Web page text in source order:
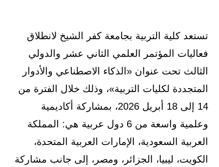
تستعد كلية التربية بجامعة كفر الشيخ لانطلاق
فعاليات المؤتمر العلمي الثاني عشر والدولي
الثالث تحت عنوان «الذكاء الاصطناعي والأدوار
المتجددة لكليات التربية»، وذلك خلال الفترة من
14 إلى 18 أبريل 2026، بمشاركة أكاديمية
وعلمية واسعة من 6 دول عربية هي: المملكة
العربية السعودية، الإمارات العربية المتحدة،
الكويت، ليبيا، الجزائر، ومصر، إلى جانب مشاركة